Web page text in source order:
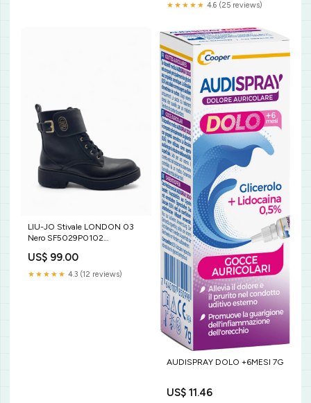
★★★★★ 4.6 (25 reviews)
LIU-JO Stivale LONDON 03
Nero SF5029P0102
US$ 99.00
★★★★★ 4.3 (12 reviews)
AUDISPRAY DOLO +6MESI 7G
US$ 11.46